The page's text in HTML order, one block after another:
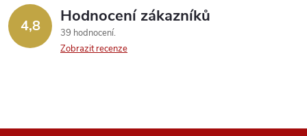
4,8 Hodnocení zákazníků
39 hodnocení
Zobrazit recenze